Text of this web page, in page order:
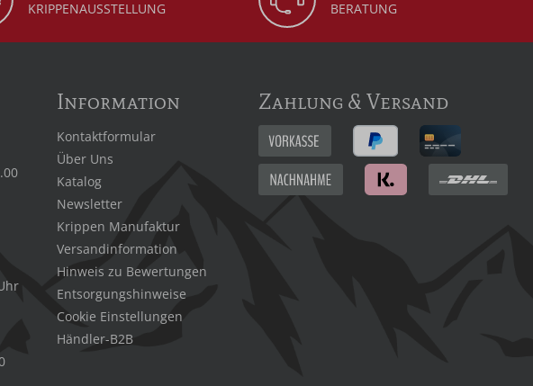
KRIPPENAUSSTELLUNG
BERATUNG
Information
Kontaktformular
Über Uns
Katalog
Newsletter
Krippen Manufaktur
Versandinformation
Hinweis zu Bewertungen
Entsorgungshinweise
Cookie Einstellungen
Händler-B2B
Zahlung & Versand